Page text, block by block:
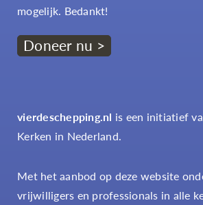
mogelijk. Bedankt!
Doneer nu >
vierdeschepping.nl is een initiatief
Kerken in Nederland.
Met het aanbod op deze website
vrijwilligers en professionals in alle